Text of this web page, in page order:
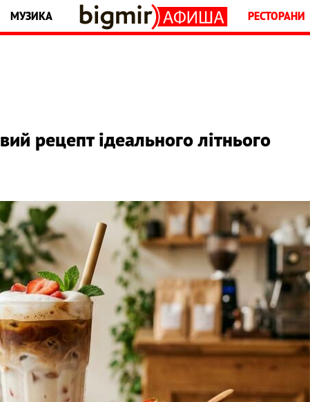
МУЗИКА РЕСТОРАНИ
рецепт ідеального літнього